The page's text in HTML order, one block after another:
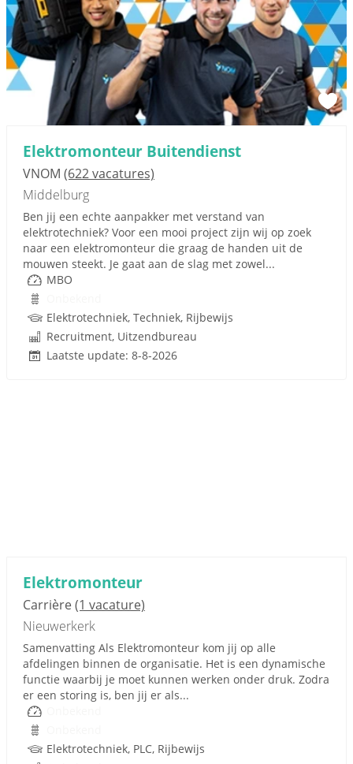
Elektromonteur Buitendienst
VNOM (622 vacatures)
Middelburg
Ben jij een echte aanpakker met verstand van
elektrotechniek? Voor een mooi project zijn wij op zoek
naar een elektromonteur die graag de handen uit de
mouwen steekt. Je gaat aan de slag met zowel...
MBO
Elektrotechniek, Techniek, Rijbewijs
Recruitment, Uitzendbureau
Laatste update: 8-8-2026
Elektromonteur
Carrière(1 vacature)
Nieuwerkerk
Samenvatting Als Elektromonteur kom jij op alle
afdelingen binnen de organisatie. Het is een dynamische
functie waarbij je moet kunnen werken onder druk. Zodra
er een storing is, ben jij er als...
Elektrotechniek, PLC, Rijbewijs